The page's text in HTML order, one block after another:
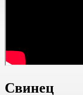
Свинец